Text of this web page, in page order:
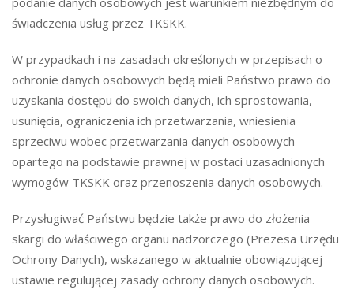
świadczenia usług przez TKSKK.
W przypadkach i na zasadach określonych w przepisach o
ochronie danych osobowych będą mieli Państwo prawo do
uzyskania dostępu do swoich danych, ich sprostowania,
usunięcia, ograniczenia ich przetwarzania, wniesienia
sprzeciwu wobec przetwarzania danych osobowych
opartego na podstawie prawnej w postaci uzasadnionych
wymogów TKSKK oraz przenoszenia danych osobowych.
Przysługiwać Państwu będzie także prawo do złożenia
skargi do właściwego organu nadzorczego (Prezesa Urzędu
Ochrony Danych), wskazanego w aktualnie obowiązującej
ustawie regulującej zasady ochrony danych osobowych.